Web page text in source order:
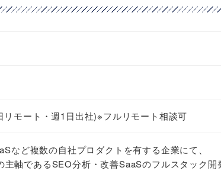
リモート・週1日出社)※フルリモート相談可
など複数の自社プロダクトを有する企業にて、
主軸であるSEO分析・改善SaaSのフルスタック開